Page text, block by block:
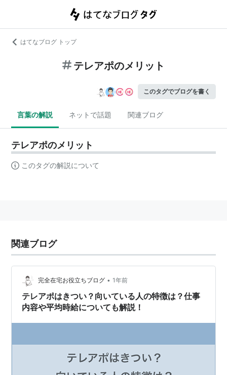
はてなブログ トップ
テレアポのメリット
このタグでブログを書く
言葉の解説 ネットで話題 関連ブログ
テレアポのメリット
このタグの解説について
関連ブログ
完全在宅お役立ちブログ • 1年前
テレアポはきつい？向いている人の特徴は？仕事
内容や平均時給についても解説！